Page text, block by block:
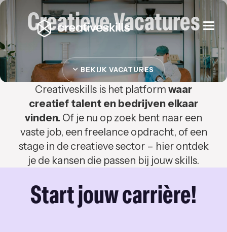
Creatieve Vacatures
BEKIJK VACATURES
Creativeskills is het platform waar
creatief talent en bedrijven elkaar
vinden. Of je nu op zoek bent naar een
vaste job, een freelance opdracht, of een
stage in de creatieve sector – hier ontdek
je de kansen die passen bij jouw skills.
Start jouw carrière!